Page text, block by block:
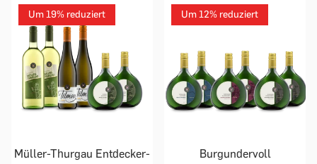
Um 19% reduziert
Müller-Thurgau Entdecker-
Um 12% reduziert
Burgundervoll